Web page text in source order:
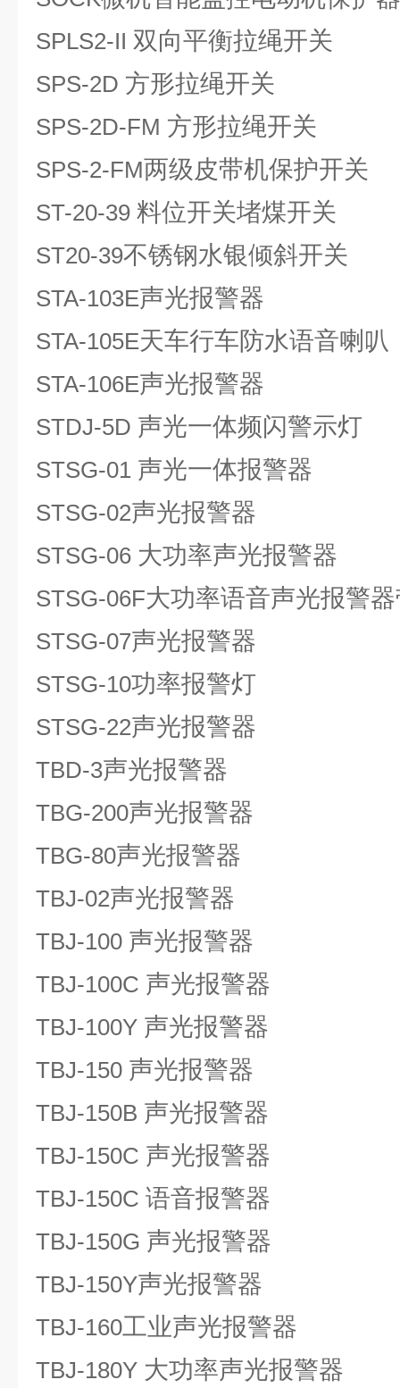
SPLS2-II 双向平衡拉绳开关
SPS-2D 方形拉绳开关
SPS-2D-FM 方形拉绳开关
SPS-2-FM两级皮带机保护开关
ST-20-39 料位开关堵煤开关
ST20-39不锈钢水银倾斜开关
STA-103E声光报警器
STA-105E天车行车防水语音喇叭
STA-106E声光报警器
STDJ-5D 声光一体频闪警示灯
STSG-01 声光一体报警器
STSG-02声光报警器
STSG-06 大功率声光报警器
STSG-06F大功率语音声光报警
STSG-07声光报警器
STSG-10功率报警灯
STSG-22声光报警器
TBD-3声光报警器
TBG-200声光报警器
TBG-80声光报警器
TBJ-02声光报警器
TBJ-100 声光报警器
TBJ-100C 声光报警器
TBJ-100Y 声光报警器
TBJ-150 声光报警器
TBJ-150B 声光报警器
TBJ-150C 声光报警器
TBJ-150C 语音报警器
TBJ-150G 声光报警器
TBJ-150Y声光报警器
TBJ-160工业声光报警器
TBJ-180Y 大功率声光报警器